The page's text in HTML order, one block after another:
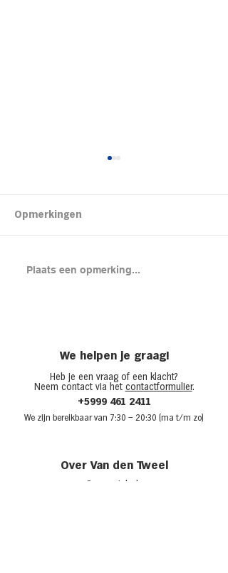
Kipsalon
Opmerkingen
Plaats een opmerking...
We helpen je graag!
Heb je een vraag of een klacht?
Neem contact via het contactformulier.
+5999 461 2411
We zijn bereikbaar van 7:30 – 20:30 (ma t/m zo)
Over Van den Tweel
Onze winkels